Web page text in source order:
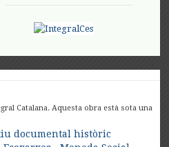
Catalana. Aquesta obra està sota una
documental històric